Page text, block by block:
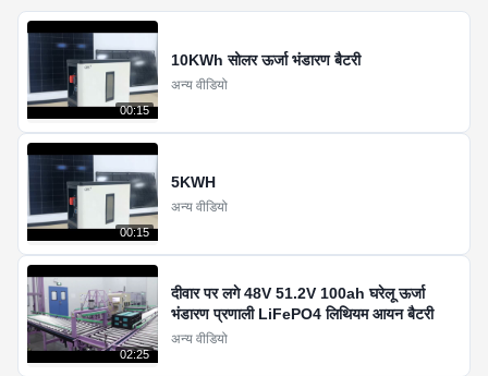
00:15
10KWh सोलर ऊर्जा भंडारण बैटरी
अन्य वीडियो
00:15
5KWH
अन्य वीडियो
02:25
दीवार पर लगे 48V 51.2V 100ah घरेलू ऊर्जा
भंडारण प्रणाली LiFePO4 लिथियम आयन बैटरी
अन्य वीडियो